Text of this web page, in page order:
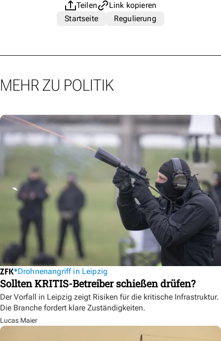
Teilen
Link kopieren
Startseite
Regulierung
MEHR ZU POLITIK
Drohnenangriff in Leipzig
Sollten KRITIS-Betreiber schießen drüfen?
Der Vorfall in Leipzig zeigt Risiken für die kritische Infrastruktur.
Die Branche fordert klare Zuständigkeiten.
Lucas Maier